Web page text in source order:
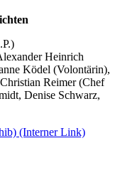
Heinrich
Ködel (Volontärin),
Reimer (Chef
Denise Schwarz,
(Interner Link)